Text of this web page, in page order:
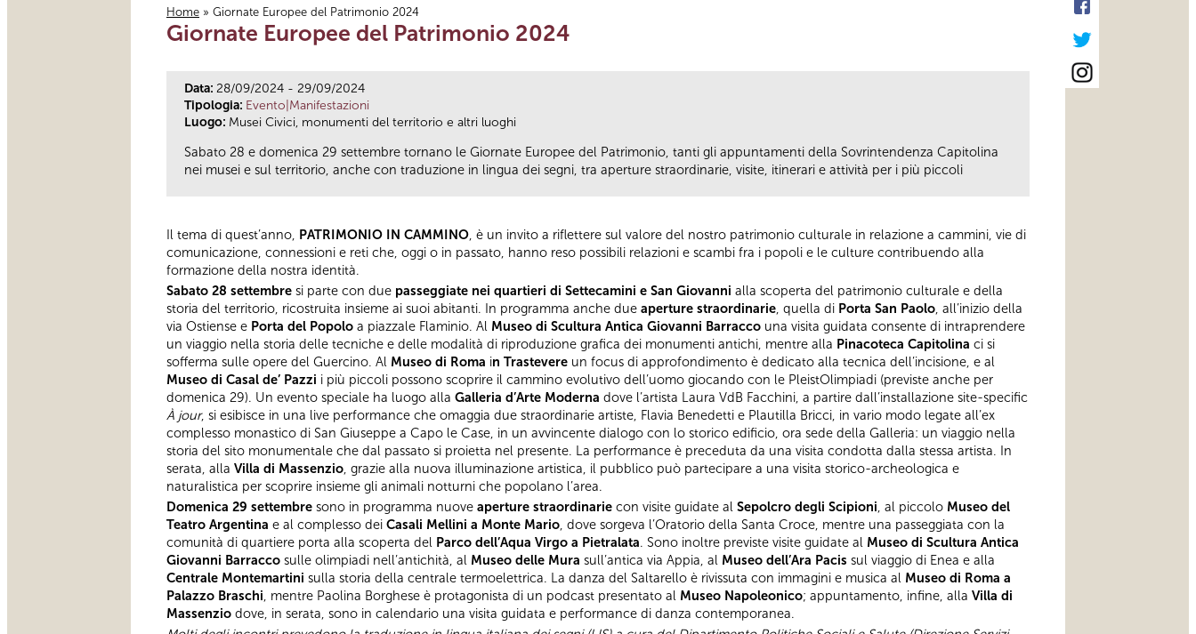
Tu sei qui
Home » Giornate Europee del Patrimonio 2024
Giornate Europee del Patrimonio 2024
Data: 28/09/2024 - 29/09/2024
Tipologia: Evento|Manifestazioni
Luogo: Musei Civici, monumenti del territorio e altri luoghi
Sabato 28 e domenica 29 settembre tornano le Giornate Europee del Patrimonio, tanti gli appuntamenti della Sovrintendenza Capitolina
nei musei e sul territorio, anche con traduzione in lingua dei segni, tra aperture straordinarie, visite, itinerari e attività per i più piccoli
Il tema di quest’anno, PATRIMONIO IN CAMMINO, è un invito a riflettere sul valore del nostro patrimonio culturale in relazione a cammini, vie di
comunicazione, connessioni e reti che, oggi o in passato, hanno reso possibili relazioni e scambi fra i popoli e le culture contribuendo alla
formazione della nostra identità.
Sabato 28 settembre si parte con due passeggiate nei quartieri di Settecamini e San Giovanni alla scoperta del patrimonio culturale e della
storia del territorio, ricostruita insieme ai suoi abitanti. In programma anche due aperture straordinarie, quella di Porta San Paolo, all’inizio della
via Ostiense e Porta del Popolo a piazzale Flaminio. Al Museo di Scultura Antica Giovanni Barracco una visita guidata consente di intraprendere
un viaggio nella storia delle tecniche e delle modalità di riproduzione grafica dei monumenti antichi, mentre alla Pinacoteca Capitolina ci si
sofferma sulle opere del Guercino. Al Museo di Roma in Trastevere un focus di approfondimento è dedicato alla tecnica dell’incisione, e al
Museo di Casal de’ Pazzi i più piccoli possono scoprire il cammino evolutivo dell’uomo giocando con le PleistOlimpiadi (previste anche per
domenica 29). Un evento speciale ha luogo alla Galleria d’Arte Moderna dove l’artista Laura VdB Facchini, a partire dall’installazione site-specific
À jour, si esibisce in una live performance che omaggia due straordinarie artiste, Flavia Benedetti e Plautilla Bricci, in vario modo legate all’ex
complesso monastico di San Giuseppe a Capo le Case, in un avvincente dialogo con lo storico edificio, ora sede della Galleria: un viaggio nella
storia del sito monumentale che dal passato si proietta nel presente. La performance è preceduta da una visita condotta dalla stessa artista. In
serata, alla Villa di Massenzio, grazie alla nuova illuminazione artistica, il pubblico può partecipare a una visita storico-archeologica e
naturalistica per scoprire insieme gli animali notturni che popolano l’area.
Domenica 29 settembre sono in programma nuove aperture straordinarie con visite guidate al Sepolcro degli Scipioni, al piccolo Museo del
Teatro Argentina e al complesso dei Casali Mellini a Monte Mario, dove sorgeva l’Oratorio della Santa Croce, mentre una passeggiata con la
comunità di quartiere porta alla scoperta del Parco dell’Aqua Virgo a Pietralata. Sono inoltre previste visite guidate al Museo di Scultura Antica
Giovanni Barracco sulle olimpiadi nell’antichità, al Museo delle Mura sull’antica via Appia, al Museo dell’Ara Pacis sul viaggio di Enea e alla
Centrale Montemartini sulla storia della centrale termoelettrica. La danza del Saltarello è rivissuta con immagini e musica al Museo di Roma a
Palazzo Braschi, mentre Paolina Borghese è protagonista di un podcast presentato al Museo Napoleonico; appuntamento, infine, alla Villa di
Massenzio dove, in serata, sono in calendario una visita guidata e performance di danza contemporanea.